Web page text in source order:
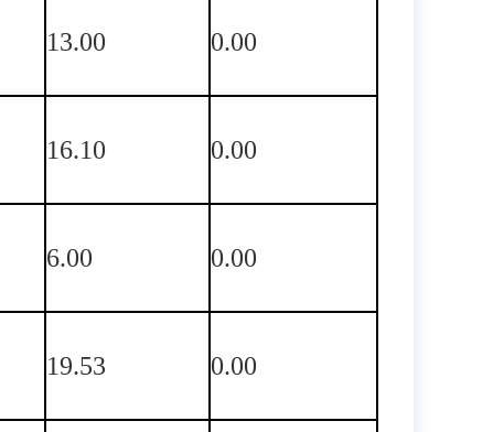
13.00 0.00
16.10 0.00
6.00 0.00
19.53 0.00